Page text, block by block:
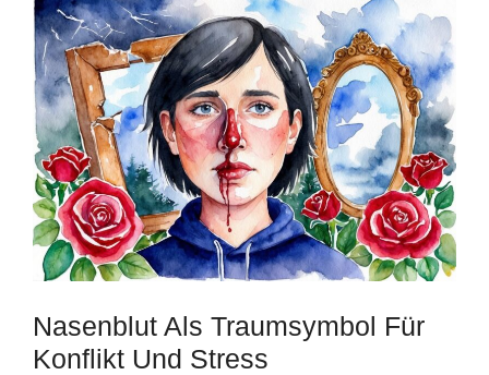
Nasenblut Als Traumsymbol Für
Konflikt Und Stress